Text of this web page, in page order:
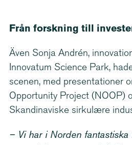
Från forskning till
Även Sonja Andrén,
Innovatum Science Park,
scenen, med presen­ta­tioner
Opportunity Project (NOOP)
Skandinaviske sirkulære
– Vi har i Norden fantastiska